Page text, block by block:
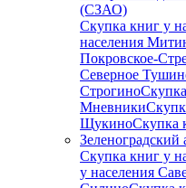
(СЗАО)
Скупка книг у
населения
Покровское-
Северное
Строгино
Мневники
ЩукиноСкупка
Скупка книг у
у населения